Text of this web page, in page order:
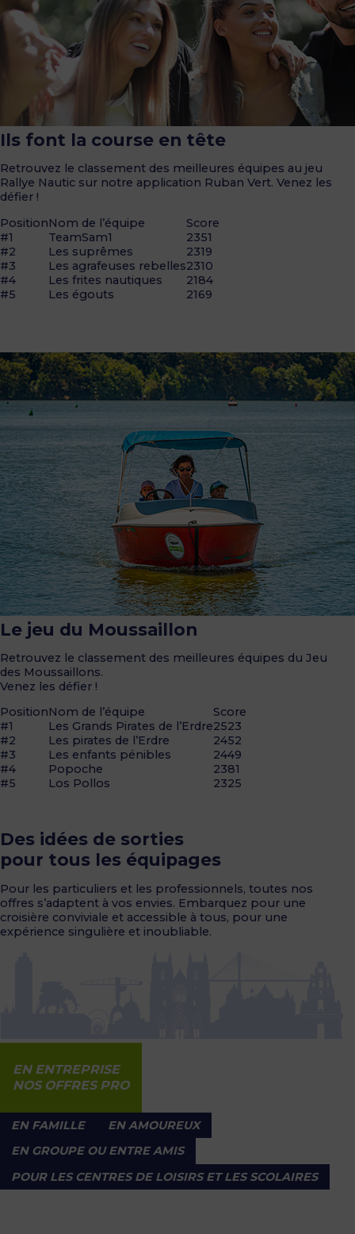
Ils font la course en tête
Retrouvez le classement des meilleures équipes au jeu
Rallye Nautic sur notre application Ruban Vert. Venez les
défier !
PositionNom de l’équipe
Score
#1
TeamSam1
2351
#2
Les suprêmes
2319
#3
Les agrafeuses rebelles2310
#4
Les frites nautiques
2184
#5
Les égouts 2169
Le jeu du Moussaillon
Retrouvez le classement des meilleures équipes du Jeu
des Moussaillons.
Venez les défier !
PositionNom de l’équipe
Score
#1
Les Grands Pirates de l’Erdre2523
#2
Les pirates de l’Erdre
2452
#3
Les enfants pénibles
2449
#4
Popoche
2381
#5
Los Pollos 2325
Des idées de sorties
pour tous les équipages
Pour les particuliers et les professionnels, toutes nos
offres s’adaptent à vos envies. Embarquez pour une
croisière conviviale et accessible à tous, pour une
expérience singulière et inoubliable.
EN ENTREPRISE
NOS OFFRES PRO
EN FAMILLE
EN AMOUREUX
EN GROUPE OU ENTRE AMIS
POUR LES CENTRES DE LOISIRS ET LES SCOLAIRES